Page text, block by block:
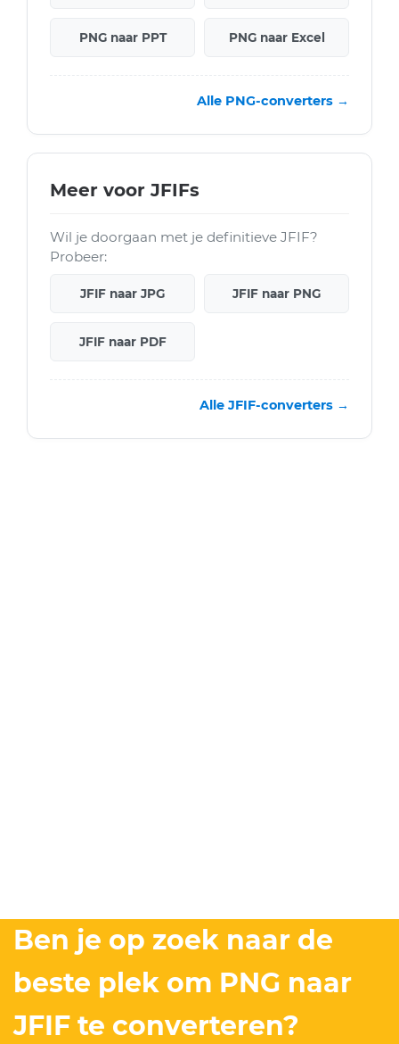
PNG naar PPT PNG naar Excel
Alle PNG-converters →
Meer voor JFIFs
Wil je doorgaan met je definitieve JFIF?
Probeer:
JFIF naar JPG JFIF naar PNG
JFIF naar PDF
Alle JFIF-converters →
Ben je op zoek naar de
beste plek om PNG naar
JFIF te converteren?